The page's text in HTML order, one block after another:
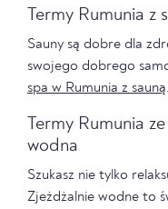
Termy Rumunia z
Sauny są dobre dla
swojego dobrego
spa w Rumunia z sauną.
Termy Rumunia
wodna
Szukasz nie tylko
Zjeżdżalnie wodne to